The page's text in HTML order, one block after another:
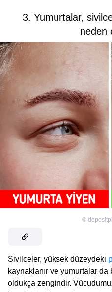
3. Yumurtalar,
neden
©
Sivilceler, yüksek düzeydeki
kaynaklanır ve yumurtalar da
oldukça zengindir.